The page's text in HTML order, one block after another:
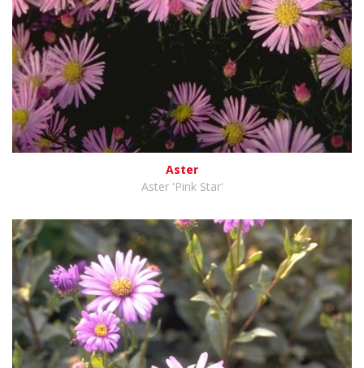
Aster
Aster 'Pink Star'